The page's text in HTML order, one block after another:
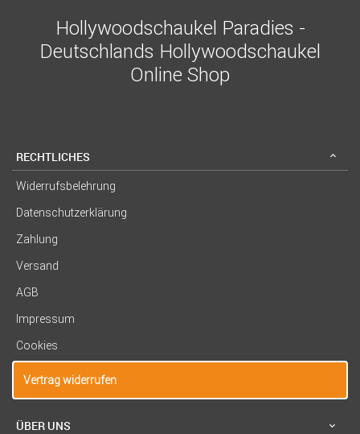
Hollywoodschaukel Paradies -
Deutschlands Hollywoodschaukel
Online Shop
RECHTLICHES
Widerrufsbelehrung
Datenschutzerklärung
Zahlung
Versand
AGB
Impressum
Cookies
Vertrag widerrufen
ÜBER UNS